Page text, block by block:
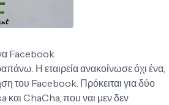
Facebook
Η εταιρεία ανακοίνωσε όχι ένα,
του Facebook. Πρόκειται για δύο
και ChaCha, που ναι μεν δεν